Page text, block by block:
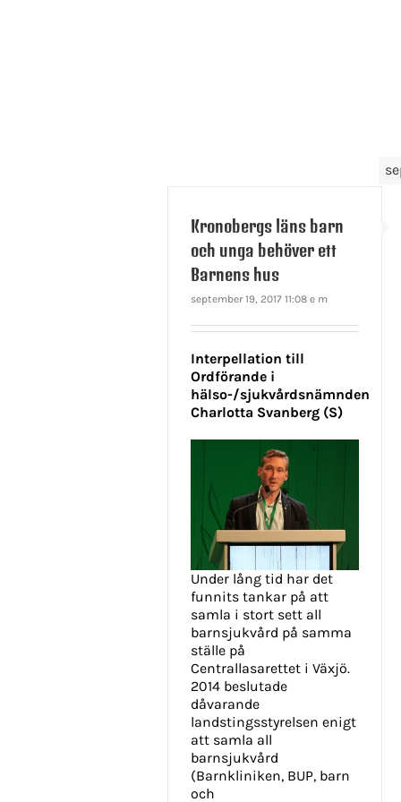
Kronobergs läns barn
och unga behöver ett
Barnens hus
september 19, 2017 11:08 e m
Interpellation till
Ordförande i
hälso-/sjukvårdsnämnden
Charlotta Svanberg (S)
Under lång tid har det
funnits tankar på att
samla i stort sett all
barnsjukvård på samma
ställe på
Centrallasarettet i Växjö.
2014 beslutade
dåvarande
landstingsstyrelsen enigt
att samla all
barnsjukvård
(Barnkliniken, BUP, barn
och